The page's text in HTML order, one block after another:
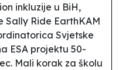
inkluzije u BiH,
Sally Ride EarthKAM
Svjetske
ESA projektu 50-
Mali korak za školu